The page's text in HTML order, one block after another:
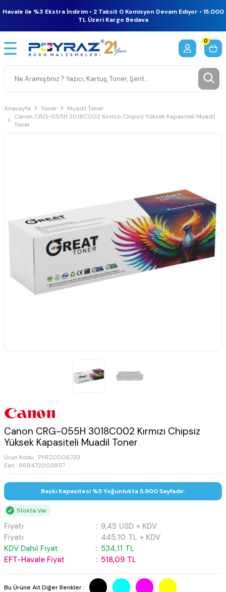
Havale ile %3 Ekstra İndirim • 2 Taksit 0 Komisyon Devam Ediyor • 15.000
TL Üzeri Kargo Bedava
0
Anasayfa Toner
Muadil Toner
Canon CRG-055H 3018C002 Kırmızı Chipsiz Yüksek Kapasiteli Muadil
Toner
Canon CRG-055H 3018C002 Kırmızı Chipsiz
Yüksek Kapasiteli Muadil Toner
Ürün Kodu : PYRZ0006733
Ean : 8684720039117
Baskı Kapasitesi %5 Yoğunlukta 5,900 Sayfadır.
Stokta Var
Fiyatı : 9,45 USD + KDV
Fiyatı
: 445,10 TL + KDV
KDV Dahil Fiyat
: 534,11 TL
EFT-Havale Fiyat
: 518,09 TL
Bu Ürüne Ait Diğer Renkler :